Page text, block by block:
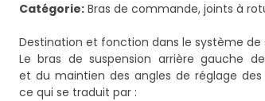
Catégorie: Bras de commande, joints à
Destination et fonction dans le système de
Le bras de suspension arrière gauche
et du maintien des angles de réglage
ce qui se traduit par :